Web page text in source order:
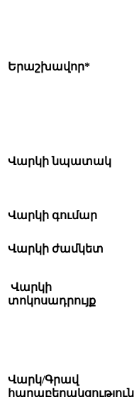
Երաշխավոր*
Վարկի նպատակ
Վարկի գումար
Վարկի ժամկետ
Վարկի
տոկոսադրույք
Վարկ/Գրավ
հարաբերակցություն